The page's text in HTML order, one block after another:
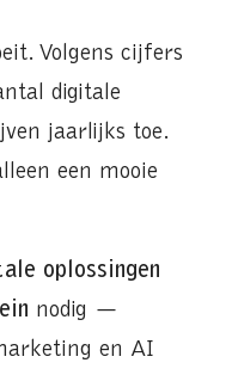
Volgens cijfers
digitale
jaarlijks toe.
een mooie
oplossingen
nodig —
en AI